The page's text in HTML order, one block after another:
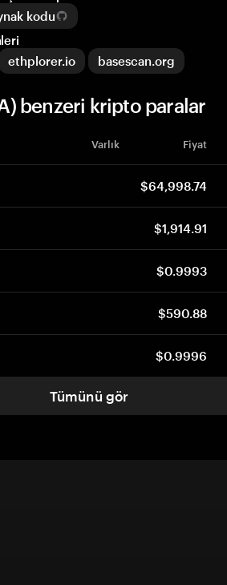
kodu
ethplorer.io basescan.org
benzeri kripto paralar
Varlık Fiyat
$64,998.74
$1,914.91
$0.9993
$590.88
$0.9996
Tümünü gör